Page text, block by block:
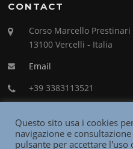
CONTACT
Corso Marcello Prestinari
13100 Vercelli - Italia
Email
+39 3383113521
Questo sito usa i cookies
navigazione e
pulsante per accettare l'uso